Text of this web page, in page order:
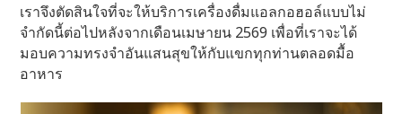
เราจึงตัดสินใจที่จะให้บริการเครื่องดื่มแอลกอฮอล์แบบไม่
จำกัดนี้ต่อไปหลังจากเดือนเมษายน 2569 เพื่อที่เราจะได้
มอบความทรงจำอันแสนสุขให้กับแขกทุกท่านตลอดมื้อ
อาหาร